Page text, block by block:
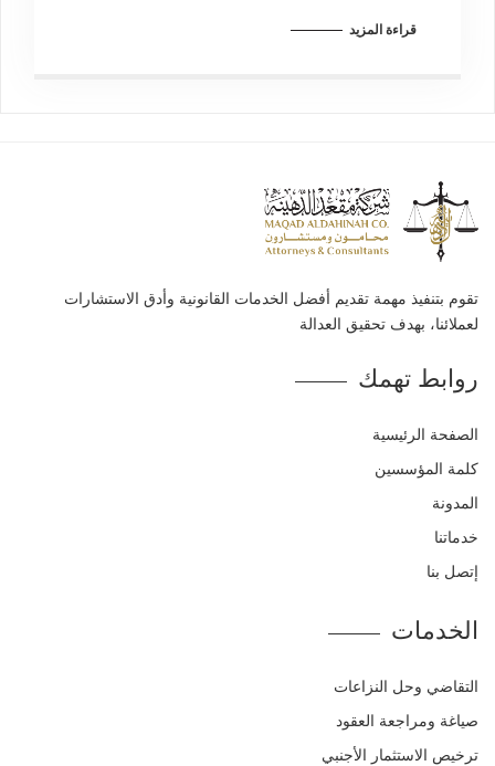
قراءة المزيد
تقوم بتنفيذ مهمة تقديم أفضل الخدمات القانونية وأدق الاستشارات
لعملائنا، بهدف تحقيق العدالة
روابط تهمك
الصفحة الرئيسية
كلمة المؤسسين
المدونة
خدماتنا
إتصل بنا
الخدمات
التقاضي وحل النزاعات
صياغة ومراجعة العقود
ترخيص الاستثمار الأجنبي